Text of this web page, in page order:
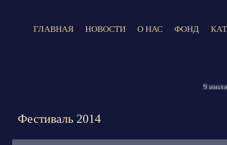
9 июля
ГЛАВНАЯ НОВОСТИ О НАС ФОНД
Фестиваль 2014